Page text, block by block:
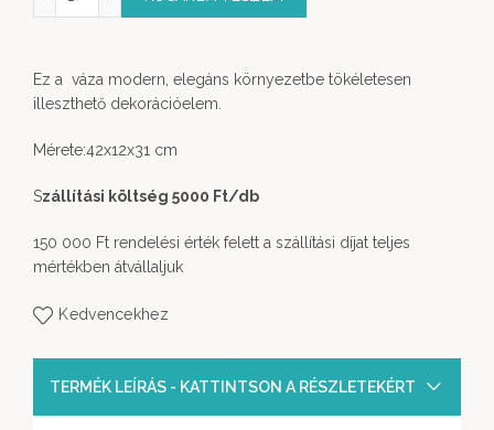
Ez a váza modern, elegáns környezetbe tökéletesen
illeszthető dekorációelem.
Mérete:42x12x31 cm
Szállítási költség 5000 Ft/db
150 000 Ft rendelési érték felett a szállítási díjat teljes
mértékben átvállaljuk
Kedvencekhez
TERMÉK LEÍRÁS - KATTINTSON A RÉSZLETEKÉRT